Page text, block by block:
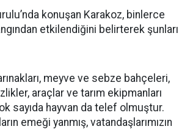
konuşan Karakoz, binlerce
etkilendiğini belirterek şunları
meyve ve sebze bahçeleri,
araçlar ve tarım ekipmanları
sayıda hayvan da telef olmuştur.
emeği yanmış, vatandaşlarımızın